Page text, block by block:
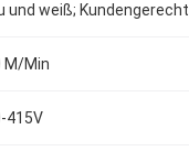
und weiß; Kundengerecht
M/Min
415V